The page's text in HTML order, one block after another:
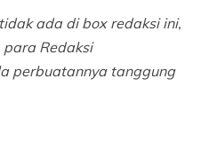
ada di box redaksi ini,
Redaksi
perbuatannya tanggung